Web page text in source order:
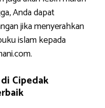
Anda dapat
jika menyerahkan
islam kepada
Cipedak